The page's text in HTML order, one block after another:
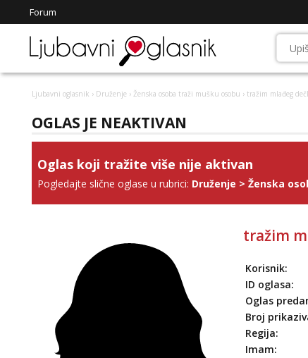
Forum
Ljubavni oglasnik › Druženje › Ženska osoba traži mušku osobu › tražim mlađeg
OGLAS JE NEAKTIVAN
Oglas koji tražite više nije aktivan
Pogledajte slične oglase u rubrici: Druženje > Ženska
tražim
Korisnik:
ID oglasa:
Oglas
Broj
Regija:
Imam: